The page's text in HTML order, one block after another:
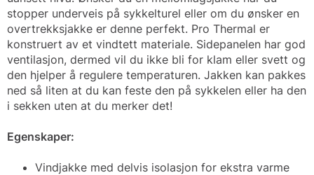
stopper underveis på sykkelturel eller om du ønsker en
overtrekksjakke er denne perfekt. Pro Thermal er
konstruert av et vindtett materiale. Sidepanelen har god
ventilasjon, dermed vil du ikke bli for klam eller svett og
den hjelper å regulere temperaturen. Jakken kan pakkes
ned så liten at du kan feste den på sykkelen eller ha den
i sekken uten at du merker det!
Egenskaper:
Vindjakke med delvis isolasjon for ekstra varme